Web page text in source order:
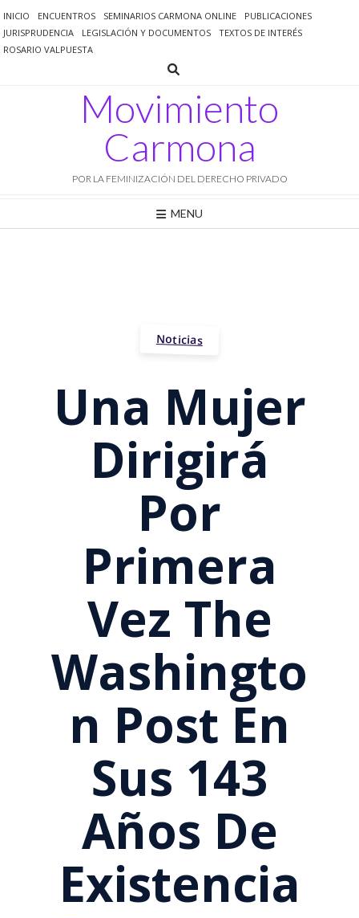
al
contenido
INICIO ENCUENTROS SEMINARIOS CARMONA ONLINE
PUBLICACIONES
JURISPRUDENCIA
LEGISLACIÓN Y DOCUMENTOS
TEXTOS DE INTERÉS
ROSARIO VALPUESTA
Movimiento
Carmona
POR LA FEMINIZACIÓN DEL DERECHO PRIVADO
MENU
Noticias
Una Mujer
Dirigirá
Por
Primera
Vez The
Washingto
N Post En
Sus 143
Años De
Existencia